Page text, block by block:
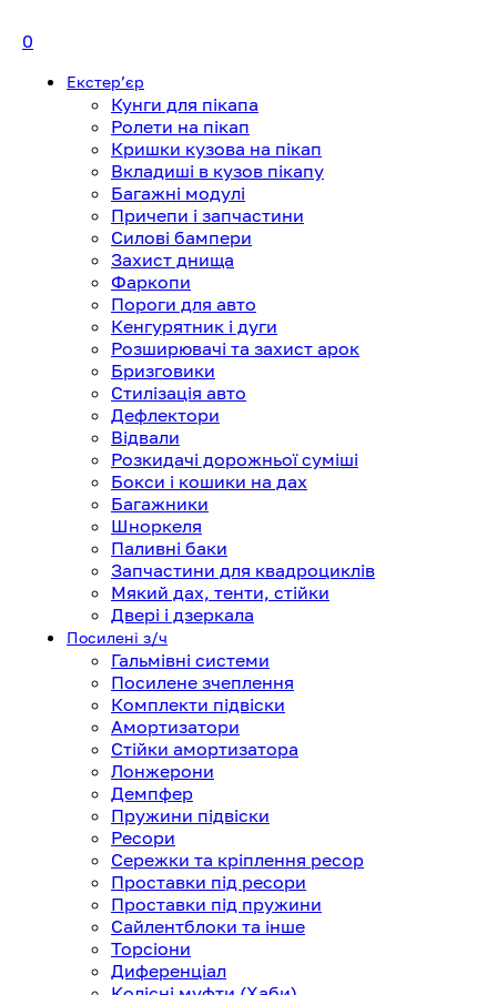
0
Екстерʼєр
Кунги для пікапа
Ролети на пікап
Кришки кузова на пікап
Вкладиші в кузов пікапу
Багажні модулі
Причепи і запчастини
Силові бампери
Захист днища
Фаркопи
Пороги для авто
Кенгурятник і дуги
Розширювачі та захист арок
Бризговики
Стилізація авто
Дефлектори
Відвали
Розкидачі дорожньої суміші
Бокси і кошики на дах
Багажники
Шноркеля
Паливні баки
Запчастини для квадроциклів
Мякий дах, тенти, стійки
Двері і дзеркала
Посилені з/ч
Гальмівні системи
Посилене зчеплення
Комплекти підвіски
Амортизатори
Стійки амортизатора
Лонжерони
Демпфер
Пружини підвіски
Ресори
Сережки та кріплення ресор
Проставки під ресори
Проставки під пружини
Сайлентблоки та інше
Торсіони
Диференціал